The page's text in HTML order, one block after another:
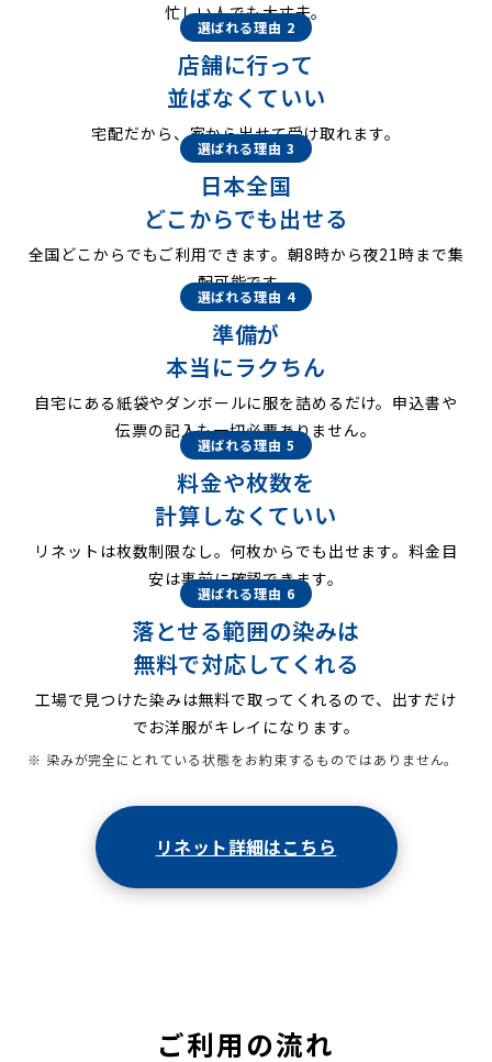
忙しい人でも大丈夫。
選ばれる理由 2
店舗に行って
並ばなくていい
宅配だから、家から出せて受け取れます。
選ばれる理由 3
日本全国
どこからでも出せる
全国どこからでもご利用できます。朝8時から夜21時まで集
配可能です。
選ばれる理由 4
準備が
本当にラクちん
自宅にある紙袋やダンボールに服を詰めるだけ。申込書や
伝票の記入も一切必要ありません。
選ばれる理由 5
料金や枚数を
計算しなくていい
リネットは枚数制限なし。何枚からでも出せます。料金目
安は事前に確認できます。
選ばれる理由 6
落とせる範囲の染みは
無料で対応してくれる
工場で見つけた染みは無料で取ってくれるので、出すだけ
でお洋服がキレイになります。
※ 染みが完全にとれている状態をお約束するものではありません。
リネット詳細はこちら
ご利用の流れ